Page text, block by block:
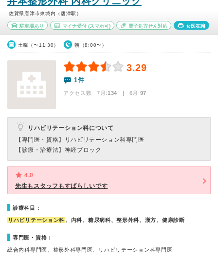
佐賀県唐津市東城内（唐津駅）
駐車場あり マイナ受付(スマホ可) 電子処方せん対応 女医在籍
土曜（〜11:30） 朝（8:00〜）
3.29
1件
アクセス数 7月:134 | 6月:97
リハビリテーション科について
【専門医・資格】
リハビリテーション科専門医
【診療・治療法】 神経ブロック
4.0
先生もスタッフもすばらしいです
診療科目：
リハビリテーション科 、内科、糖尿病科、整形外科、漢方、健康診断
専門医・資格：
総合内科専門医、整形外科専門医、リハビリテーション科専門医